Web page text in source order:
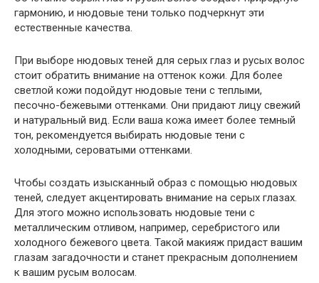
гармонию, и нюдовые тени только подчеркнут эти
естественные качества.
При выборе нюдовых теней для серых глаз и русых волос
стоит обратить внимание на оттенок кожи. Для более
светлой кожи подойдут нюдовые тени с теплыми,
песочно-бежевыми оттенками. Они придают лицу свежий
и натуральный вид. Если ваша кожа имеет более темный
тон, рекомендуется выбирать нюдовые тени с
холодными, сероватыми оттенками.
Чтобы создать изысканный образ с помощью нюдовых
теней, следует акцентировать внимание на серых глазах.
Для этого можно использовать нюдовые тени с
металлическим отливом, например, серебристого или
холодного бежевого цвета. Такой макияж придаст вашим
глазам загадочности и станет прекрасным дополнением
к вашим русым волосам.